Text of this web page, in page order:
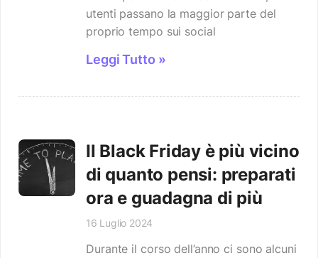
utenti passano la maggior parte del
proprio tempo sui social
Leggi Tutto »
Il Black Friday è più vicino
di quanto pensi: preparati
ora e guadagna di più
16 Luglio 2024
Durante il corso dell’anno ci sono alcuni